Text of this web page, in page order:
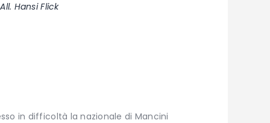
Hansi Flick
in difficoltà la nazionale di Mancini